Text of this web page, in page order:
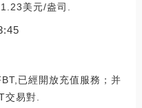
美元/盎司.
已經開放充值服務；并
易對.